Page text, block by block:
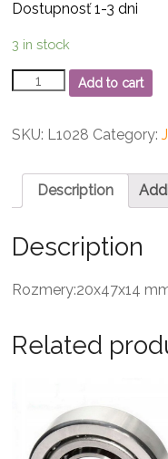
Dostupnosť 1-3 dni
3 in stock
7204
B
jednoradové
stykom
quantity
Add to cart
SKU: L1028 Category:
Description
Description
Rozmery:20x47x14
Related